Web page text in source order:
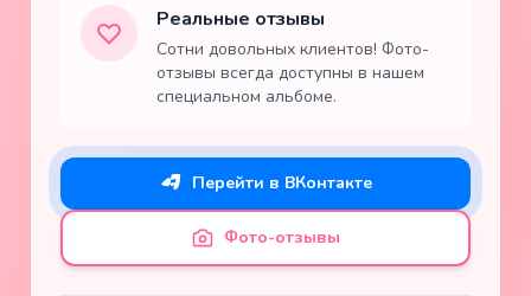
Реальные отзывы
Сотни довольных клиентов! Фото-
отзывы всегда доступны в нашем
специальном альбоме.
Перейти в ВКонтакте
Фото-отзывы